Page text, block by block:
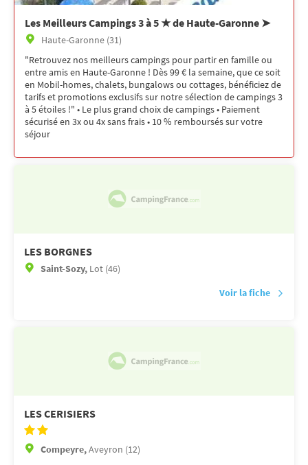
Les Meilleurs Campings 3 à 5 ★ de Haute-Garonne ➤
Haute-Garonne (31)
"Retrouvez nos meilleurs campings pour partir en famille ou
entre amis en Haute-Garonne ! Dès 99 € la semaine, que ce soit
en Mobil-homes, chalets, bungalows ou cottages, bénéficiez de
tarifs et promotions exclusifs sur notre sélection de campings 3
à 5 étoiles !" • Le plus grand choix de campings • Paiement
sécurisé en 3x ou 4x sans frais • 10 % remboursés sur votre
séjour
LES BORGNES
Saint-Sozy, Lot (46)
Voir la fiche
LES CERISIERS
Compeyre,Aveyron (12)